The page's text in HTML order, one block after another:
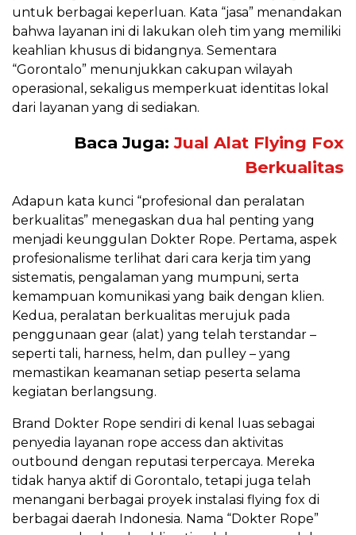
untuk berbagai keperluan. Kata “jasa” menandakan
bahwa layanan ini di lakukan oleh tim yang memiliki
keahlian khusus di bidangnya. Sementara
“Gorontalo” menunjukkan cakupan wilayah
operasional, sekaligus memperkuat identitas lokal
dari layanan yang di sediakan.
Baca Juga: Jual Alat Flying Fox
Berkualitas
Adapun kata kunci “profesional dan peralatan
berkualitas” menegaskan dua hal penting yang
menjadi keunggulan Dokter Rope. Pertama, aspek
profesionalisme terlihat dari cara kerja tim yang
sistematis, pengalaman yang mumpuni, serta
kemampuan komunikasi yang baik dengan klien.
Kedua, peralatan berkualitas merujuk pada
penggunaan gear (alat) yang telah terstandar –
seperti tali, harness, helm, dan pulley – yang
memastikan keamanan setiap peserta selama
kegiatan berlangsung.
Brand Dokter Rope sendiri di kenal luas sebagai
penyedia layanan rope access dan aktivitas
outbound dengan reputasi terpercaya. Mereka
tidak hanya aktif di Gorontalo, tetapi juga telah
menangani berbagai proyek instalasi flying fox di
berbagai daerah Indonesia. Nama “Dokter Rope”